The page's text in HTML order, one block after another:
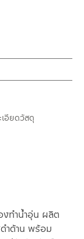
งทำน้ำอุ่น ผลิต
ำด้าน พร้อม
อียดวัสดุ